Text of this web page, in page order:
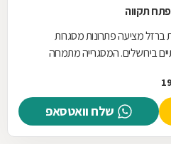
ברזל מציעה פתרונות מסגרות
בירושלים. המסגרייה מתמחה
שלח וואטסאפ